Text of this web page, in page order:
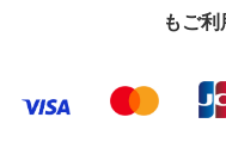
もご利